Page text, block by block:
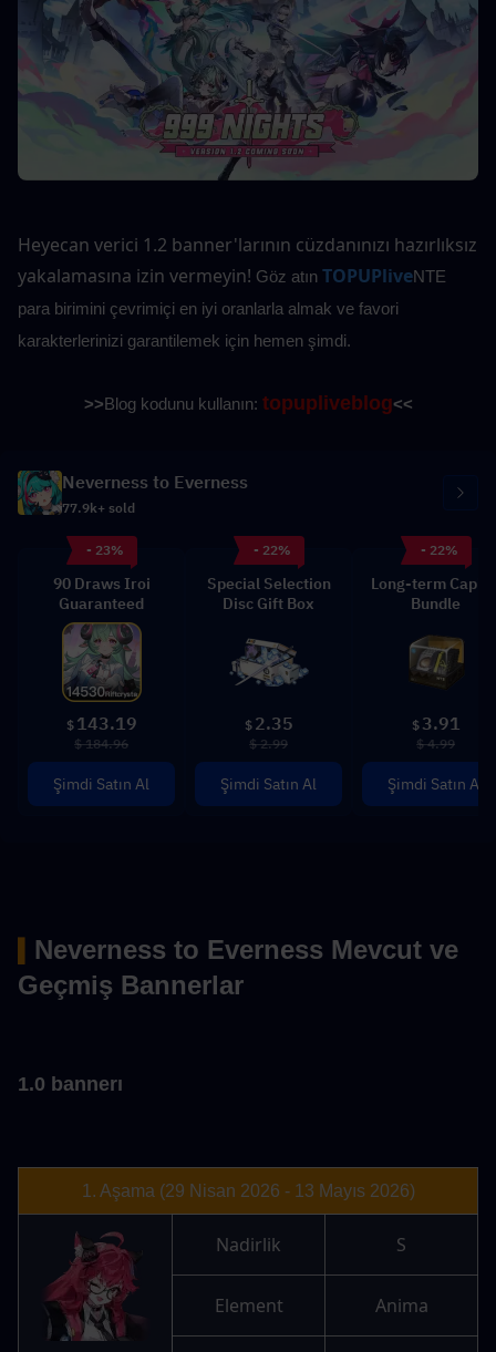
Heyecan verici 1.2 banner'larının cüzdanınızı hazırlıksız
yakalamasına izin vermeyin! Göz atın TOPUPliveNTE
para birimini çevrimiçi en iyi oranlarla almak ve favori
karakterlerinizi garantilemek için hemen şimdi.
>>Blog kodunu kullanın: topupliveblog<<
Neverness to Everness
77.9k+ sold
- 23%
90 Draws Iroi
Guaranteed
$ 143.19
$ 184.96
Şimdi Satın Al
- 22%
Special Selection
Disc Gift Box
$ 2.35
$ 2.99
Şimdi Satın Al
- 22%
Long-term
Bundle
$ 3.91
$ 4.99
Şimdi Satın Al
Neverness to Everness Mevcut ve
Geçmiş Bannerlar
1.0 bannerı
1. Aşama (29 Nisan 2026 - 13 Mayıs 2026)
Nadirlik S
Element Anima